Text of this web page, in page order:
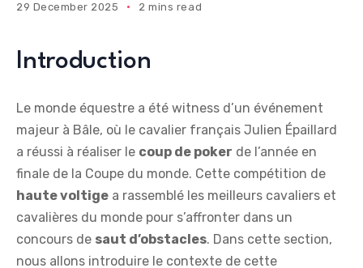
29 December 2025 2 mins read
Introduction
Le monde équestre a été witness d’un événement
majeur à Bâle, où le cavalier français Julien Épaillard
a réussi à réaliser le coup de poker de l’année en
finale de la Coupe du monde. Cette compétition de
haute voltige a rassemblé les meilleurs cavaliers et
cavalières du monde pour s’affronter dans un
concours de saut d’obstacles. Dans cette section,
nous allons introduire le contexte de cette